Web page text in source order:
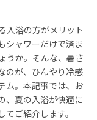
入浴の方がメリット
シャワーだけで済ま
うか。そんな、暑さ
のが、ひんやり冷感
ム。本記事では、お
、夏の入浴が快適に
ご紹介します。